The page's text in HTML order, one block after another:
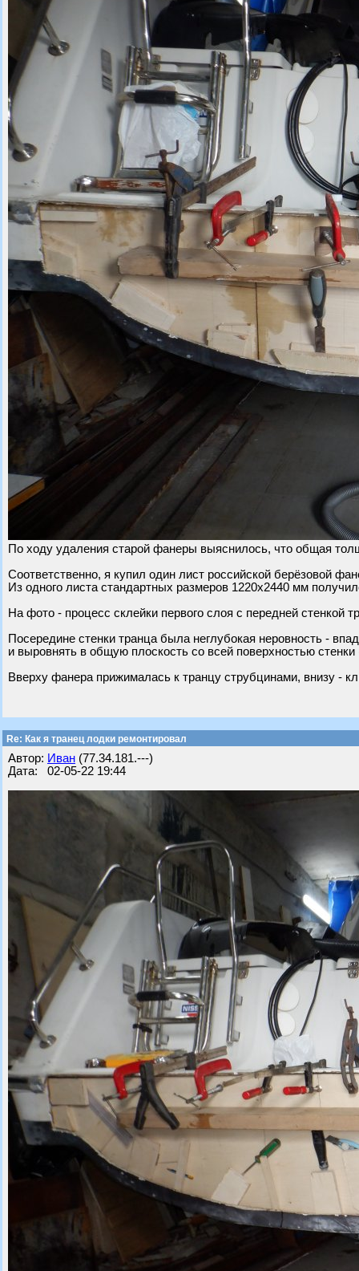
По ходу удаления старой фанеры выяснилось, что общая
Соответственно, я купил один лист российской берёзовой
Из одного листа стандартных размеров 1220х2440 мм
На фото - процесс склейки первого слоя с передней стенкой
Посередине стенки транца была неглубокая неровность -
и выровнять в общую плоскость со всей поверхностью
Вверху фанера прижималась к транцу струбцинами, внизу -
Re: Как я транец лодки ремонтировал
Автор: Иван (77.34.181.---)
Дата: 02-05-22 19:44